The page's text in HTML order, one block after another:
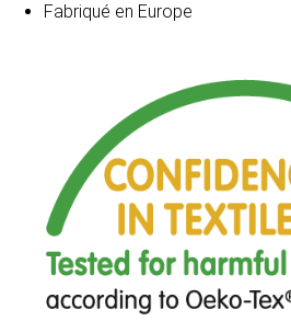
Fabriqué en Europe